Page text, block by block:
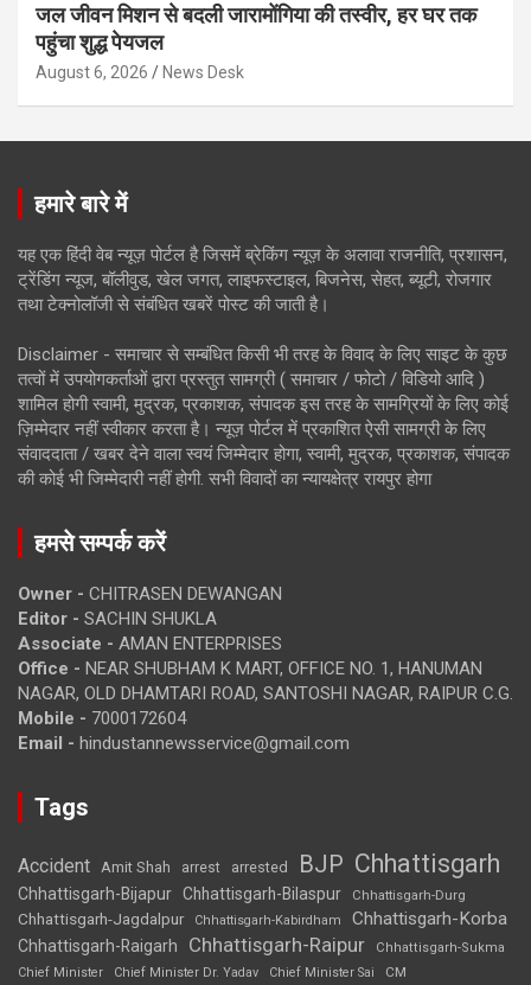
जल जीवन मिशन से बदली जारामोंगिया की तस्वीर, हर घर तक
पहुंचा शुद्ध पेयजल
August 6, 2026 News Desk
हमारे बारे में
यह एक हिंदी वेब न्यूज़ पोर्टल है जिसमें ब्रेकिंग न्यूज़ के अलावा राजनीति, प्रशासन,
ट्रेंडिंग न्यूज, बॉलीवुड, खेल जगत, लाइफस्टाइल, बिजनेस, सेहत, ब्यूटी, रोजगार
तथा टेक्नोलॉजी से संबंधित खबरें पोस्ट की जाती है।
Disclaimer - समाचार से सम्बंधित किसी भी तरह के विवाद के लिए साइट के कुछ
तत्वों में उपयोगकर्ताओं द्वारा प्रस्तुत सामग्री ( समाचार / फोटो / विडियो आदि )
शामिल होगी स्वामी, मुद्रक, प्रकाशक, संपादक इस तरह के सामग्रियों के लिए कोई
ज़िम्मेदार नहीं स्वीकार करता है। न्यूज़ पोर्टल में प्रकाशित ऐसी सामग्री के लिए
संवाददाता / खबर देने वाला स्वयं जिम्मेदार होगा, स्वामी, मुद्रक, प्रकाशक, संपादक
की कोई भी जिम्मेदारी नहीं होगी. सभी विवादों का न्यायक्षेत्र रायपुर होगा
हमसे सम्पर्क करें
Owner - CHITRASEN DEWANGAN
Editor - SACHIN SHUKLA
Associate - AMAN ENTERPRISES
Office - NEAR SHUBHAM K MART, OFFICE NO. 1, HANUMAN
NAGAR, OLD DHAMTARI ROAD, SANTOSHI NAGAR, RAIPUR C.G.
Mobile - 7000172604
Email - hindustannewsservice@gmail.com
Tags
Accident Amit Shah arrest arrested BJP Chhattisgarh
Chhattisgarh-Bijapur Chhattisgarh-Bilaspur Chhattisgarh-Durg
Chhattisgarh-Jagdalpur Chhattisgarh-Kabirdham Chhattisgarh-Korba
Chhattisgarh-Raigarh Chhattisgarh-Raipur
Chhattisgarh-Sukma
Chief Minister
Chief Minister Dr. Yadav Chief Minister Sai CM